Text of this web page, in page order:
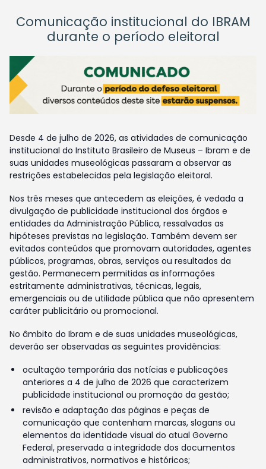
Comunicação institucional do IBRAM
durante o período eleitoral
Desde 4 de julho de 2026, as atividades de comunicação
institucional do Instituto Brasileiro de Museus – Ibram e de
suas unidades museológicas passaram a observar as
restrições estabelecidas pela legislação eleitoral.
Nos três meses que antecedem as eleições, é vedada a
divulgação de publicidade institucional dos órgãos e
entidades da Administração Pública, ressalvadas as
hipóteses previstas na legislação. Também devem ser
evitados conteúdos que promovam autoridades, agentes
públicos, programas, obras, serviços ou resultados da
gestão. Permanecem permitidas as informações
estritamente administrativas, técnicas, legais,
emergenciais ou de utilidade pública que não apresentem
caráter publicitário ou promocional.
No âmbito do Ibram e de suas unidades museológicas,
deverão ser observadas as seguintes providências:
ocultação temporária das notícias e publicações
anteriores a 4 de julho de 2026 que caracterizem
publicidade institucional ou promoção da gestão;
revisão e adaptação das páginas e peças de
comunicação que contenham marcas, slogans ou
elementos da identidade visual do atual Governo
Federal, preservada a integridade dos documentos
administrativos, normativos e históricos;